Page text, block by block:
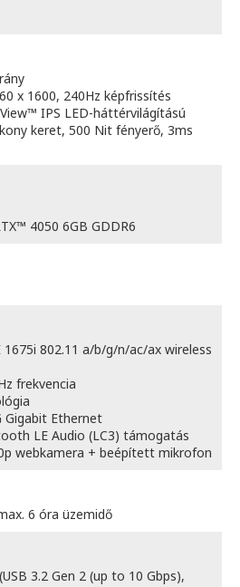
x 1600, 240Hz képfrissítés
IPS LED-háttérvilágítású
keret, 500 Nit fényerő, 3ms
4050 6GB GDDR6
1675i 802.11 a/b/g/n/ac/ax wireless
frekvencia
Gigabit Ethernet
LE Audio (LC3) támogatás
webkamera + beépített mikrofon
6 óra üzemidő
3.2 Gen 2 (up to 10 Gbps),